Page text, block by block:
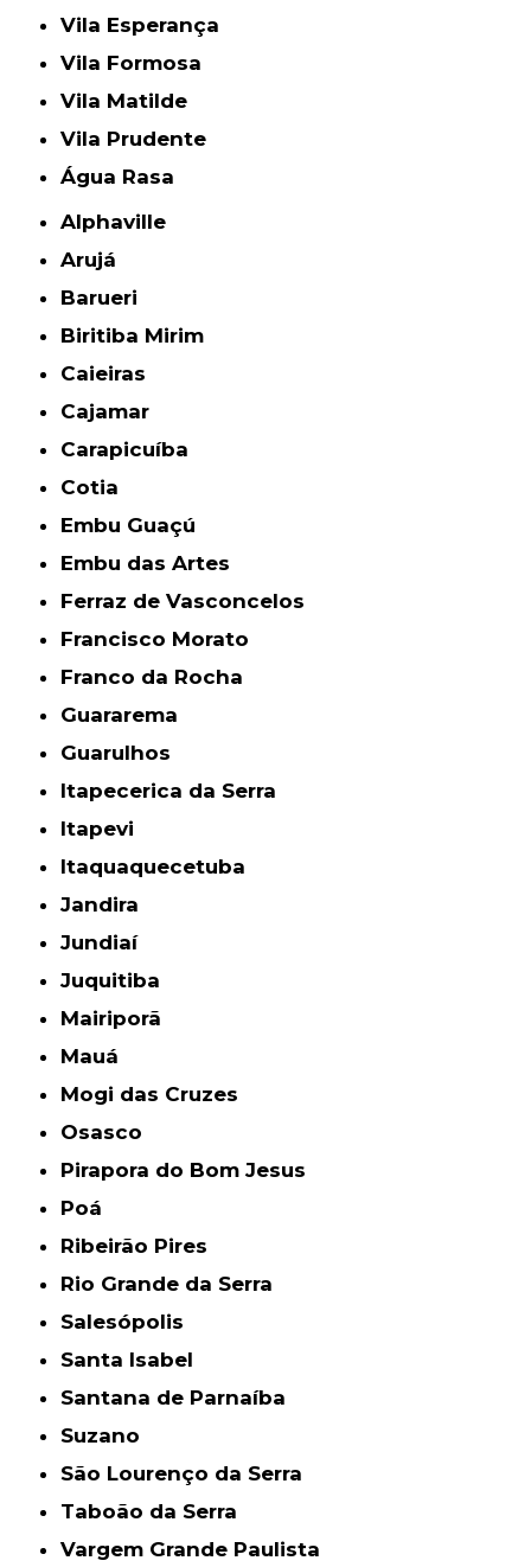
Vila Esperança
Vila Formosa
Vila Matilde
Vila Prudente
Água Rasa
Alphaville
Arujá
Barueri
Biritiba Mirim
Caieiras
Cajamar
Carapicuíba
Cotia
Embu Guaçú
Embu das Artes
Ferraz de Vasconcelos
Francisco Morato
Franco da Rocha
Guararema
Guarulhos
Itapecerica da Serra
Itapevi
Itaquaquecetuba
Jandira
Jundiaí
Juquitiba
Mairiporã
Mauá
Mogi das Cruzes
Osasco
Pirapora do Bom Jesus
Poá
Ribeirão Pires
Rio Grande da Serra
Salesópolis
Santa Isabel
Santana de Parnaíba
Suzano
São Lourenço da Serra
Taboão da Serra
Vargem Grande Paulista